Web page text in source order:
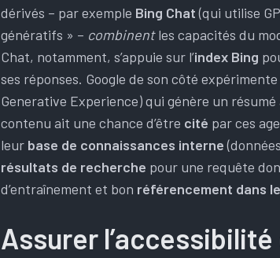
dérivés – par exemple Bing Chat(qui utilise
génératifs » – combinentles capacités du
Chat, notamment, s’appuie sur l’index Bing
ses réponses. Google de son côté
Generative Experience) qui génère un
contenu ait une chance d’être cité par ces
leur base de connaissances interne
résultats de recherche pour une requête
d’entraînement et bon référencement dans
Assurer